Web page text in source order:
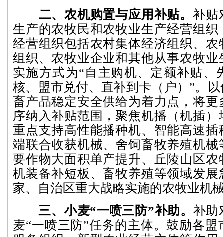
二、农机购置与应用补贴。 补贴
生产的农牧民和农牧业生产经营组织
经营组织包括农村集体经济组织、农
组织、农牧业企业和其他从事农牧业
实施方式为“自主购机、定额补贴、
核、盟市兑付、直补到卡（户）”。
畜产品稳定安全供给为着力点，将更
序纳入补贴范围，聚焦机播（机插
重点支持高性能播种机、智能高速插
端联合收获机械、舍饲畜牧养殖机械
要作物大面积单产提升、丘陵山区农
机装备补短板、畜牧养殖等领域发展
家、自治区重大战略实施的农牧业机
三、小麦“一喷三防”补助。 补助
麦“一喷三防”任务的主体。鼓励各